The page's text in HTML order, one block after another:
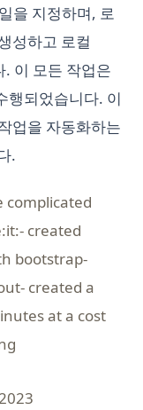
을 지정하며, 로
성하고 로컬
. 이 모든 작업은
행되었습니다. 이
업을 자동화하는
.
complicated
created
bootstrap-
created a
at a cost